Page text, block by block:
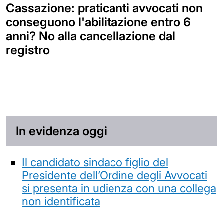
Cassazione: praticanti avvocati non
conseguono l'abilitazione entro 6
anni? No alla cancellazione dal
registro
In evidenza oggi
Il candidato sindaco figlio del
Presidente dell’Ordine degli Avvocati
si presenta in udienza con una collega
non identificata